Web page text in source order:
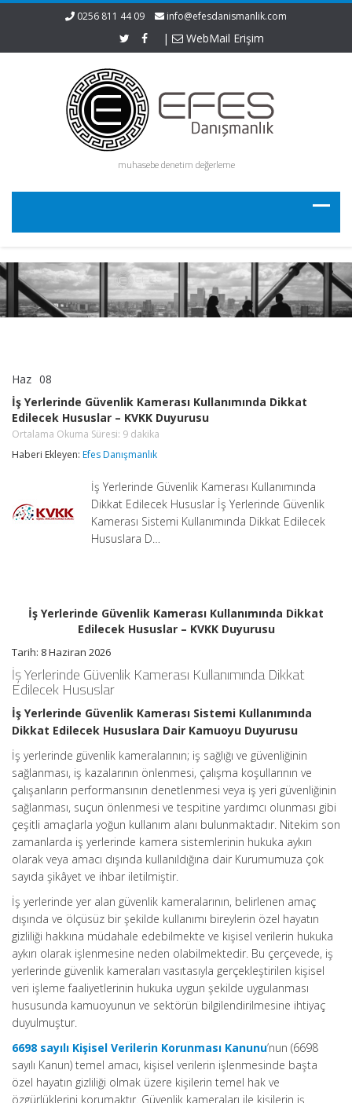
0256 811 44 09 info@efesdanismanlik.com
| WebMail Erişim
muhasebe denetim değerleme
Haz 08
Güvenlik
Kamerası
Kullanımında
Edilecek
Duyurusu
Ortalama
Okuma
Süresi:
İş Yerlerinde Güvenlik Kamerası Kullanımında Dikkat
Edilecek Hususlar – KVKK Duyurusu
Ortalama Okuma Süresi: 9 dakika
Haberi Ekleyen: Efes Danışmanlık
İş Yerlerinde Güvenlik Kamerası Kullanımında
Dikkat Edilecek Hususlar İş Yerlerinde Güvenlik
Kamerası Sistemi Kullanımında Dikkat Edilecek
Hususlara D…
İş Yerlerinde Güvenlik Kamerası Kullanımında Dikkat
Edilecek Hususlar – KVKK Duyurusu
Tarih: 8 Haziran 2026
İş Yerlerinde Güvenlik Kamerası Kullanımında Dikkat
Edilecek Hususlar
İş Yerlerinde Güvenlik Kamerası Sistemi Kullanımında
Dikkat Edilecek Hususlara Dair Kamuoyu Duyurusu
İş yerlerinde güvenlik kameralarının; iş sağlığı ve güvenliğinin
sağlanması, iş kazalarının önlenmesi, çalışma koşullarının ve
çalışanların performansının denetlenmesi veya iş yeri güvenliğinin
sağlanması, suçun önlenmesi ve tespitine yardımcı olunması gibi
çeşitli amaçlarla yoğun kullanım alanı bulunmaktadır. Nitekim son
zamanlarda iş yerlerinde kamera sistemlerinin hukuka aykırı
olarak veya amacı dışında kullanıldığına dair Kurumumuza çok
sayıda şikâyet ve ihbar iletilmiştir.
İş yerlerinde yer alan güvenlik kameralarının, belirlenen amaç
dışında ve ölçüsüz bir şekilde kullanımı bireylerin özel hayatın
gizliliği hakkına müdahale edebilmekte ve kişisel verilerin hukuka
aykırı olarak işlenmesine neden olabilmektedir. Bu çerçevede, iş
yerlerinde güvenlik kameraları vasıtasıyla gerçekleştirilen kişisel
veri işleme faaliyetlerinin hukuka uygun şekilde uygulanması
hususunda kamuoyunun ve sektörün bilgilendirilmesine ihtiyaç
duyulmuştur.
6698 sayılı Kişisel Verilerin Korunması Kanunu’nun (6698
sayılı Kanun) temel amacı, kişisel verilerin işlenmesinde başta
özel hayatın gizliliği olmak üzere kişilerin temel hak ve
özgürlüklerini korumaktır. Güvenlik kameraları ile kişilerin iş